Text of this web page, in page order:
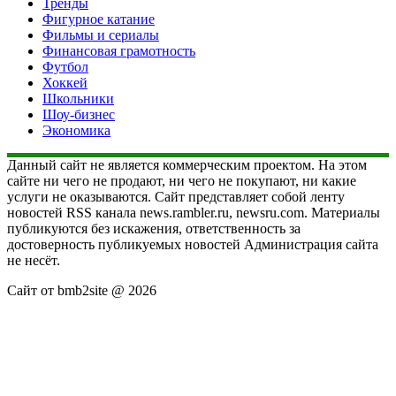
Фигурное катание
Фильмы и сериалы
Финансовая грамотность
Футбол
Хоккей
Школьники
Шоу-бизнес
Экономика
Данный сайт не является коммерческим проектом. На этом
сайте ни чего не продают, ни чего не покупают, ни какие
услуги не оказываются. Сайт представляет собой ленту
новостей RSS канала news.rambler.ru, newsru.com. Материалы
публикуются без искажения, ответственность за
достоверность публикуемых новостей Администрация сайта
не несёт.
Сайт от bmb2site @ 2026